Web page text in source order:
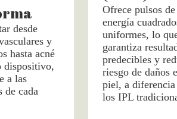
desde
y
hasta acné
dispositivo,
a las
de cada
Ofrece pulsos de
energía
uniformes, lo
garantiza
predecibles y
riesgo de daños
piel, a diferencia
los IPL